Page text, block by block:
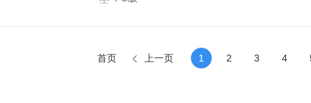
首页 上一页 1 2 3 4